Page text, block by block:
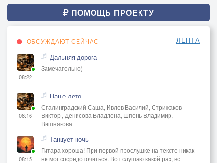
ПОМОЩЬ ПРОЕКТУ
ОБСУЖДАЮТ СЕЙЧАС ЛЕНТА
08:22
Дальняя дорога
Замечательно)
08:16
Наше лето
Сталинградский Саша, Ивлев Василий, Стрижаков
Виктор , Денисова Владлена, Шпень Владимир,
Вишнякова
08:15
Танцует ночь
Гитара хороша! При первой прослушке на тексте никак
не мог сосредоточиться. Вот слушаю какой раз, вс